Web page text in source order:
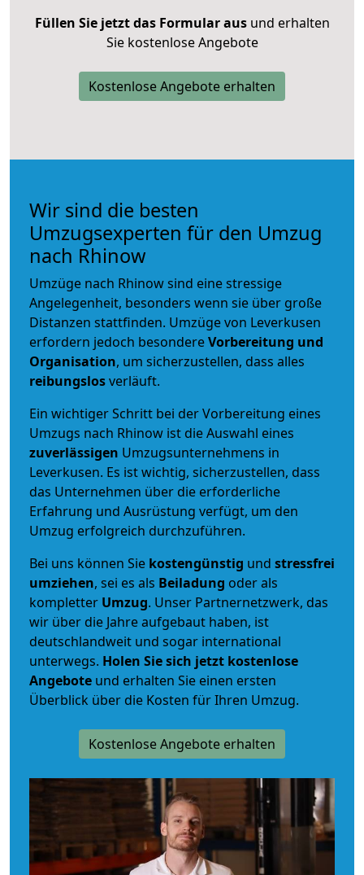
Füllen Sie jetzt das Formular ausund erhalten
Sie kostenlose Angebote
Kostenlose Angebote erhalten
Wir sind die besten
Umzugsexperten für den Umzug
nach Rhinow
Umzüge nach Rhinow sind eine stressige
Angelegenheit, besonders wenn sie über große
Distanzen stattfinden. Umzüge von Leverkusen
erfordern jedoch besondereVorbereitung und
Organisation, um sicherzustellen, dass alles
reibungslosverläuft.
Ein wichtiger Schritt bei der Vorbereitung eines
Umzugs nach Rhinow ist die Auswahl eines
zuverlässigen Umzugsunternehmens in
Leverkusen. Es ist wichtig, sicherzustellen, dass
das Unternehmen über die erforderliche
Erfahrung und Ausrüstung verfügt, um den
Umzug erfolgreich durchzuführen.
Bei uns können Sie kostengünstig und stressfrei
umziehen, sei es als Beiladung oder als
kompletter Umzug. Unser Partnernetzwerk, das
wir über die Jahre aufgebaut haben, ist
deutschlandweit und sogar international
unterwegs. Holen Sie sich jetzt kostenlose
Angebote und erhalten Sie einen ersten
Überblick über die Kosten für Ihren Umzug.
Kostenlose Angebote erhalten